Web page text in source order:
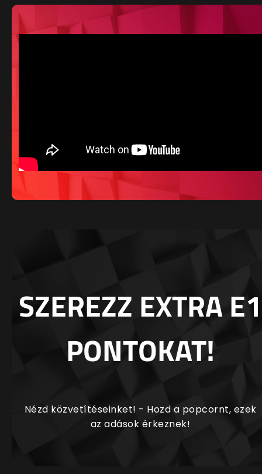
SZEREZZ EXTRA E1
PONTOKAT!
Nézd közvetítéseinket! - Hozd a popcornt, ezek
az adások érkeznek!